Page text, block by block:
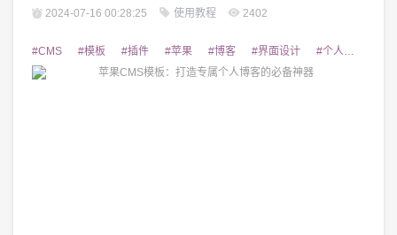
的功能和强大的定制能力，让你轻松创建出专业级的网站设计。
类型网站的需求。无论你是想创建个人博客、企业宣传网站还是
电子商务平台，苹果CMS模板都...
2024-07-16 00:28:25 使用教程 2402
#CMS #模板 #插件 #苹果 #博客 #界面设计 #个人